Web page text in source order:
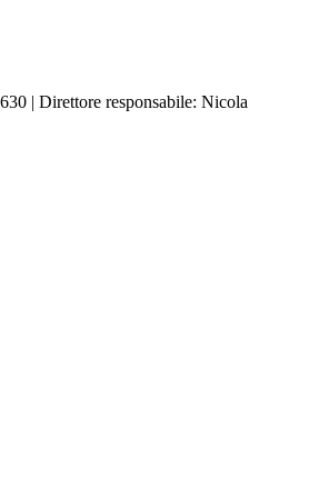
| Direttore responsabile: Nicola